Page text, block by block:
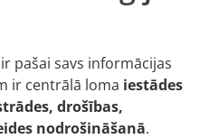
pašai savs informācijas
ir centrālā loma iestādes
drošības,
nodrošināšanā.